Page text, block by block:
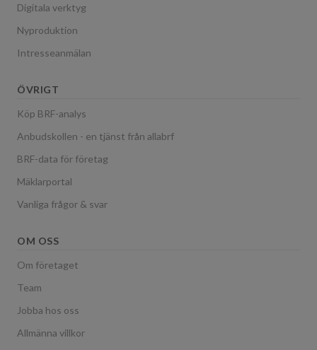
Digitala verktyg
Nyproduktion
Intresseanmälan
ÖVRIGT
Köp BRF-analys
Anbudskollen - en tjänst från allabrf
BRF-data för företag
Mäklarportal
Vanliga frågor & svar
OM OSS
Om företaget
Team
Jobba hos oss
Allmänna villkor